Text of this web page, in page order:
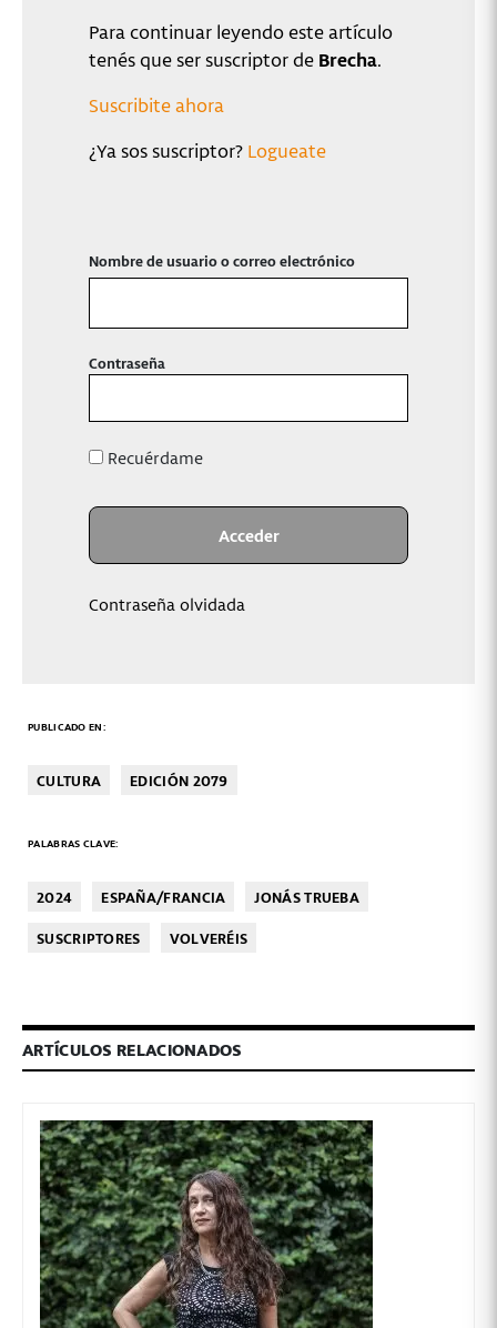
Para continuar leyendo este artículo
tenés que ser suscriptor de Brecha.
Suscribite ahora
¿Ya sos suscriptor? Logueate
Nombre de usuario o correo electrónico
Contraseña
Recuérdame
Contraseña olvidada
PUBLICADO EN:
CULTURA EDICIÓN 2079
PALABRAS CLAVE:
2024 ESPAÑA/FRANCIA
JONÁS TRUEBA
SUSCRIPTORES
VOLVERÉIS
ARTÍCULOS RELACIONADOS